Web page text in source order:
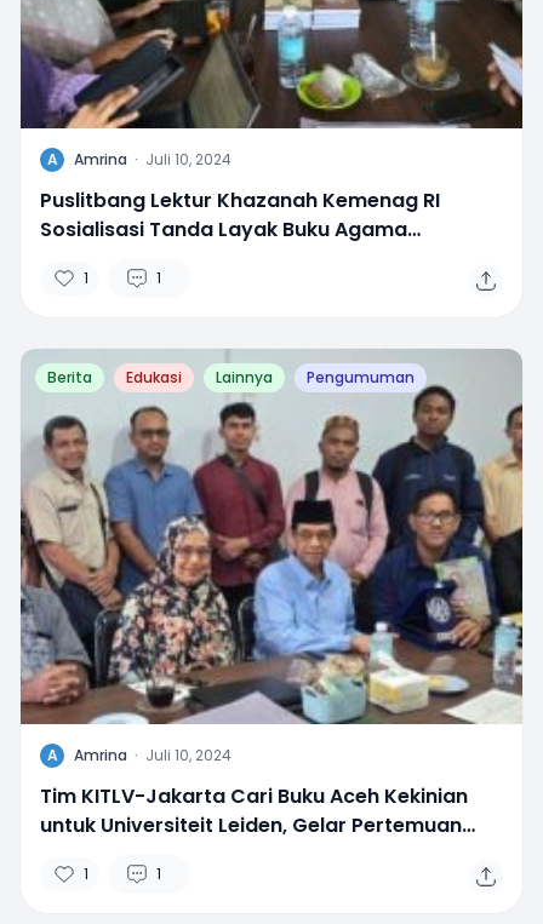
A Amrina · Juli 10, 2024
Puslitbang Lektur Khazanah Kemenag RI
Sosialisasi Tanda Layak Buku Agama
1 1
Berita Edukasi Lainnya Pengumuman
A Amrina · Juli 10, 2024
Tim KITLV-Jakarta Cari Buku Aceh Kekinian
untuk Universiteit Leiden, Gelar Pertemuan
1 1